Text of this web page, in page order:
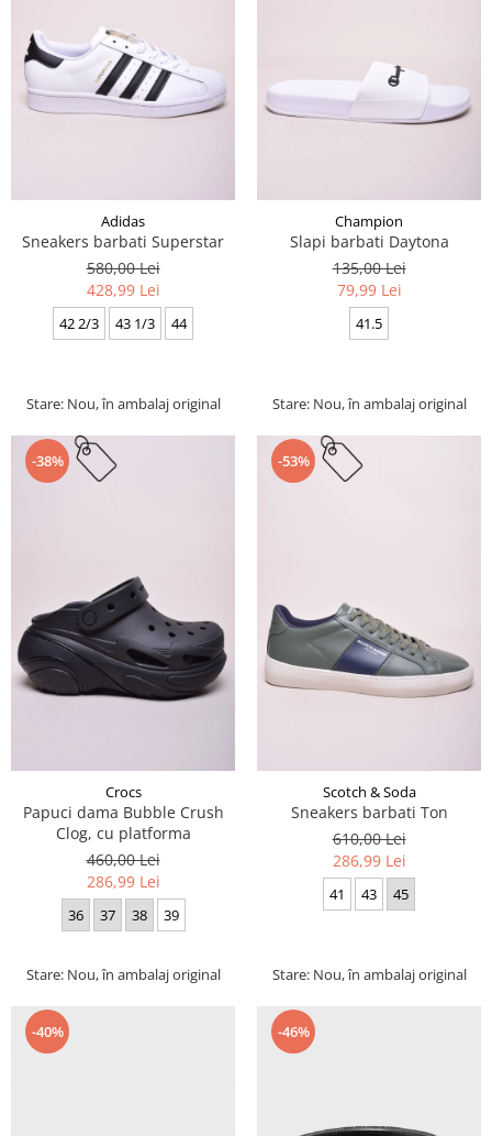
Adidas
Sneakers barbati Superstar
580,00 Lei
428,99 Lei
42 2/3 43 1/3 44
Stare: Nou, în ambalaj original
Champion
Slapi barbati Daytona
135,00 Lei
79,99 Lei
41.5
Stare: Nou, în ambalaj original
-38%
Crocs
Papuci dama Bubble Crush
Clog, cu platforma
460,00 Lei
286,99 Lei
36 37 38 39
Stare: Nou, în ambalaj original
-53%
Scotch & Soda
Sneakers barbati Ton
610,00 Lei
286,99 Lei
41 43 45
Stare: Nou, în ambalaj original
-40% -46%